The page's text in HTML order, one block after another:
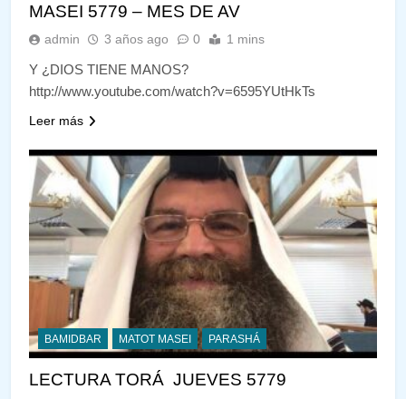
MASEI 5779 – MES DE AV
admin 3 años ago 0 1 mins
Y ¿DIOS TIENE MANOS?
http://www.youtube.com/watch?v=6595YUtHkTs
Leer más
BAMIDBAR MATOT MASEI PARASHÁ
LECTURA TORÁ JUEVES 5779